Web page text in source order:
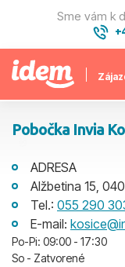
Sme vám k
Pobočka Invia
ADRESA
Alžbetina 15,
Tel.: 055 290
E-mail:
Po-Pi: 09:00 - 17:30
So - Zatvorené